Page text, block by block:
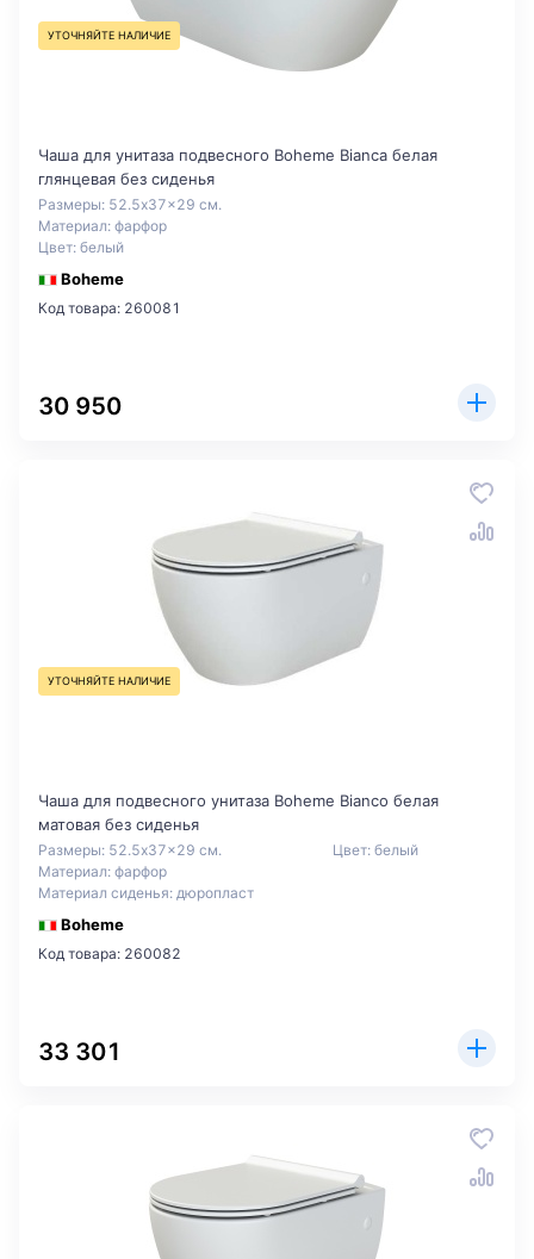
УТОЧНЯЙТЕ НАЛИЧИЕ
Чаша для унитаза подвесного Boheme Bianca белая
глянцевая без сиденья
Размеры: 52.5x37x29 см.
Материал: фарфор
Цвет: белый
Boheme
Код товара: 260081
30 950
УТОЧНЯЙТЕ НАЛИЧИЕ
Чаша для подвесного унитаза Boheme Bianco белая
матовая без сиденья
Размеры: 52.5x37x29 см.
Материал: фарфор
Материал сиденья: дюропласт
Цвет: белый
Boheme
Код товара: 260082
33 301